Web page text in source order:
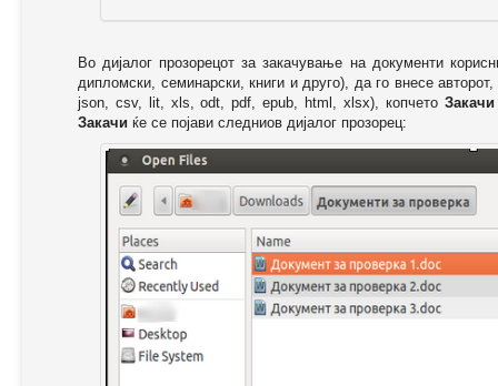
Во дијалог прозорецот за закачување на документи
дипломски, семинарски, книги и друго), да го внесе
json, csv, lit, xls, odt, pdf, epub, html, xlsx), копчето Закачи
Закачи ќе се појави следниов дијалог прозорец: